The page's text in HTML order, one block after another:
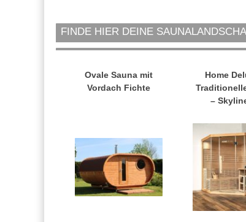
FINDE HIER DEINE
Ovale Sauna mit
Vordach Fichte
Home
–